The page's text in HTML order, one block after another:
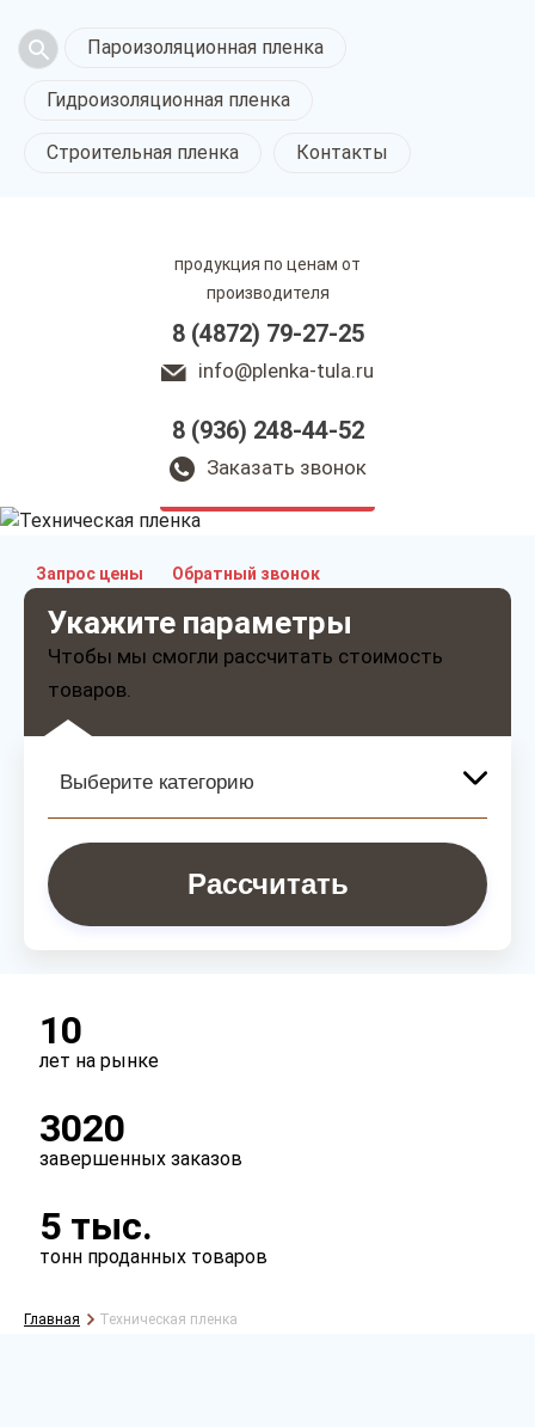
Пароизоляционная пленка
Гидроизоляционная пленка
Строительная пленка Контакты
продукция по ценам от
производителя
8 (4872) 79-27-25
info@plenka-tula.ru
8 (936) 248-44-52
Заказать звонок
Техническая пленка
в Туле
Запрос цены Обратный звонок
Укажите параметры
Чтобы мы смогли рассчитать стоимость
товаров.
Рассчитать
10
лет на рынке
3020
завершенных заказов
5 тыс.
тонн проданных товаров
Главная Техническая пленка